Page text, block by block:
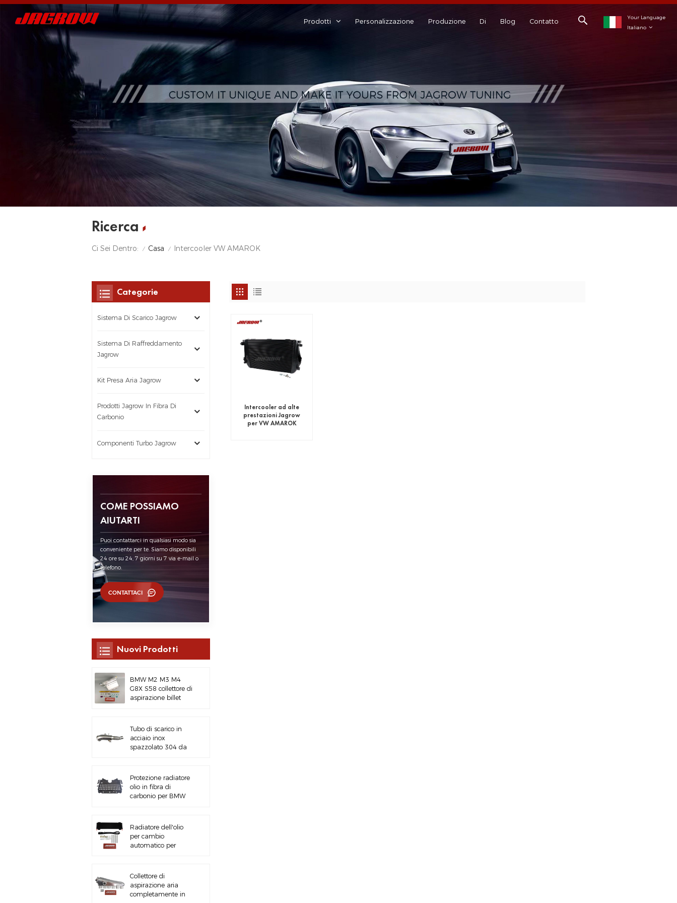
Your Language
Italiano
Prodotti Personalizzazione Produzione Di Blog Contatto
Ricerca
Ci Sei Dentro: / Casa / Intercooler VW AMAROK
Intercooler ad alte
prestazioni Jagrow
per VW AMAROK
Categorie
Sistema Di Scarico Jagrow
Sistema Di Raffreddamento
Jagrow
Kit Presa Aria Jagrow
Prodotti Jagrow In Fibra Di
Carbonio
Componenti Turbo Jagrow
COME POSSIAMO
AIUTARTI
Puoi contattarci in qualsiasi modo sia
conveniente per te. Siamo disponibili
24 ore su 24, 7 giorni su 7 via e-mail o
telefono.
CONTATTACI
Nuovi Prodotti
BMW M2 M3 M4
G8X S58 collettore di
aspirazione billet
Tubo di scarico in
acciaio inox
spazzolato 304 da
Protezione radiatore
olio in fibra di
carbonio per BMW
Radiatore dell'olio
per cambio
automatico per
Collettore di
aspirazione aria
completamente in